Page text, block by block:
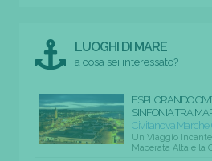
LUOGHI DI MARE
a cosa sei interessato?
ESPLORANDO
SINFONIA TRA
Civitanova Marche
Un Viaggio
Macerata Alta e la